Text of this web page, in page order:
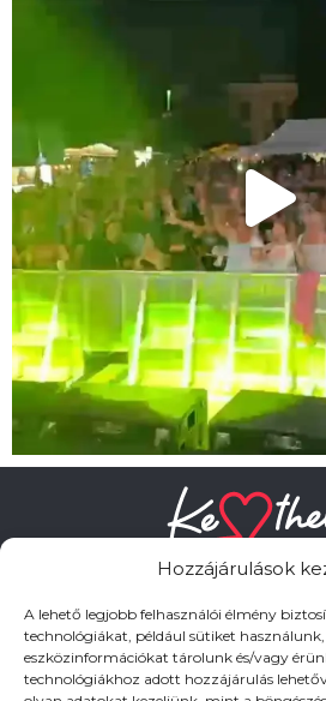
Hozzájárulások
A lehető legjobb felhasználói élmény
technológiákat, például sütiket használunk,
eszközinformációkat tárolunk és/vagy
technológiákhoz adott hozzájárulás
HASZNOS LINKEK